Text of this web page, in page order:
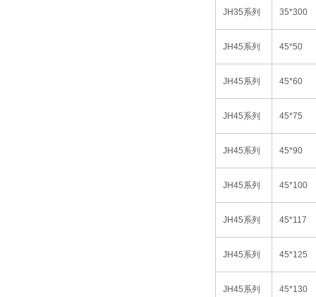
JH35系列 35*300
JH45系列 45*50
JH45系列 45*60
JH45系列 45*75
JH45系列 45*90
JH45系列 45*100
JH45系列 45*117
JH45系列 45*125
JH45系列 45*130